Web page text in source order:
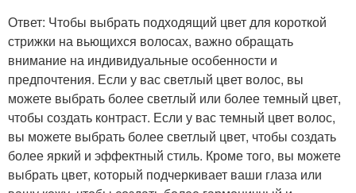
Ответ: Чтобы выбрать подходящий цвет для короткой
стрижки на вьющихся волосах, важно обращать
внимание на индивидуальные особенности и
предпочтения. Если у вас светлый цвет волос, вы
можете выбрать более светлый или более темный цвет,
чтобы создать контраст. Если у вас темный цвет волос,
вы можете выбрать более светлый цвет, чтобы создать
более яркий и эффектный стиль. Кроме того, вы можете
выбрать цвет, который подчеркивает ваши глаза или